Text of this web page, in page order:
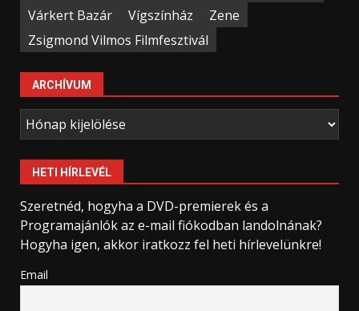
Várkert Bazár
Vígszínház
Zene
Zsigmond Vilmos Filmfesztivál
ARCHÍVUM
Archívum
HETI HÍRLEVÉL
Szeretnéd, hogyha a DVD-premierek és a
Programajánlók az e-mail fiókodban landolnának?
Hogyha igen, akkor iratkozz fel heti hírlevelünkre!
Email